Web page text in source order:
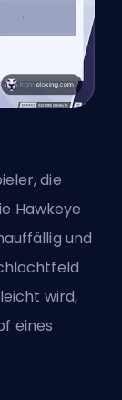
die
Hawkeye
und
wird,
eines